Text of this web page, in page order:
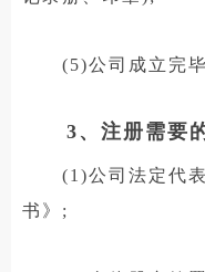
(5)公司成立完毕
3、注册需要的
(1)公司法定代表
书》;